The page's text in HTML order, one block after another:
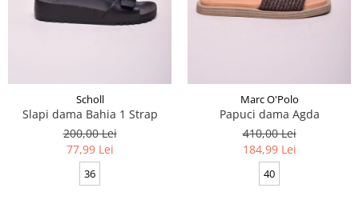
Scholl
Slapi dama Bahia 1 Strap
200,00 Lei
77,99 Lei
36
Marc O'Polo
Papuci dama Agda
410,00 Lei
184,99 Lei
40